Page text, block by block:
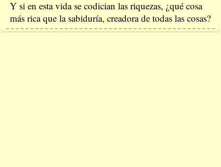
Y si en esta vida se codician las riquezas, ¿qué cosa
más rica que la sabiduría, creadora de todas las cosas?